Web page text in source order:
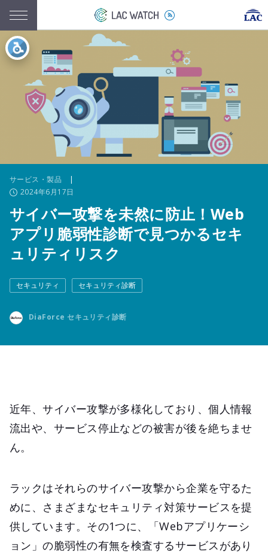
サービス・製品 |
2024年6月17日
サイバー攻撃を未然に防止！Web
アプリ脆弱性診断で見つかるセキ
ュリティリスク
セキュリティ セキュリティ診断
DiaForce セキュリティ診断
近年、サイバー攻撃が多様化しており、個人情報
流出や、サービス停止などの被害が後を絶ちませ
ん。
ラックはそれらのサイバー攻撃から企業を守るた
めに、さまざまなセキュリティ対策サービスを提
供しています。その1つに、「Webアプリケーシ
ョン」の脆弱性の有無を検査するサービスがあり